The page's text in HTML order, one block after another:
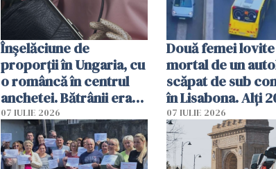
Înșelăciune de
proporții în Ungaria, cu
o româncă în centrul
anchetei. Bătrânii erau
puși să lase la poartă
genți cu aur și bani
07 IULIE 2026
Două femei lovite
mortal de un
scăpat de sub
în Lisabona. Alți
oameni sunt răniți
07 IULIE 2026